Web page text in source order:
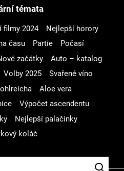
témata
filmy 2024
Nejlepší horory
času Partie
Počasí
začátky
Auto – katalog
Volby 2025
Svařené víno
Aloe vera
Výpočet ascendentu
Nejlepší palačinky
koláč